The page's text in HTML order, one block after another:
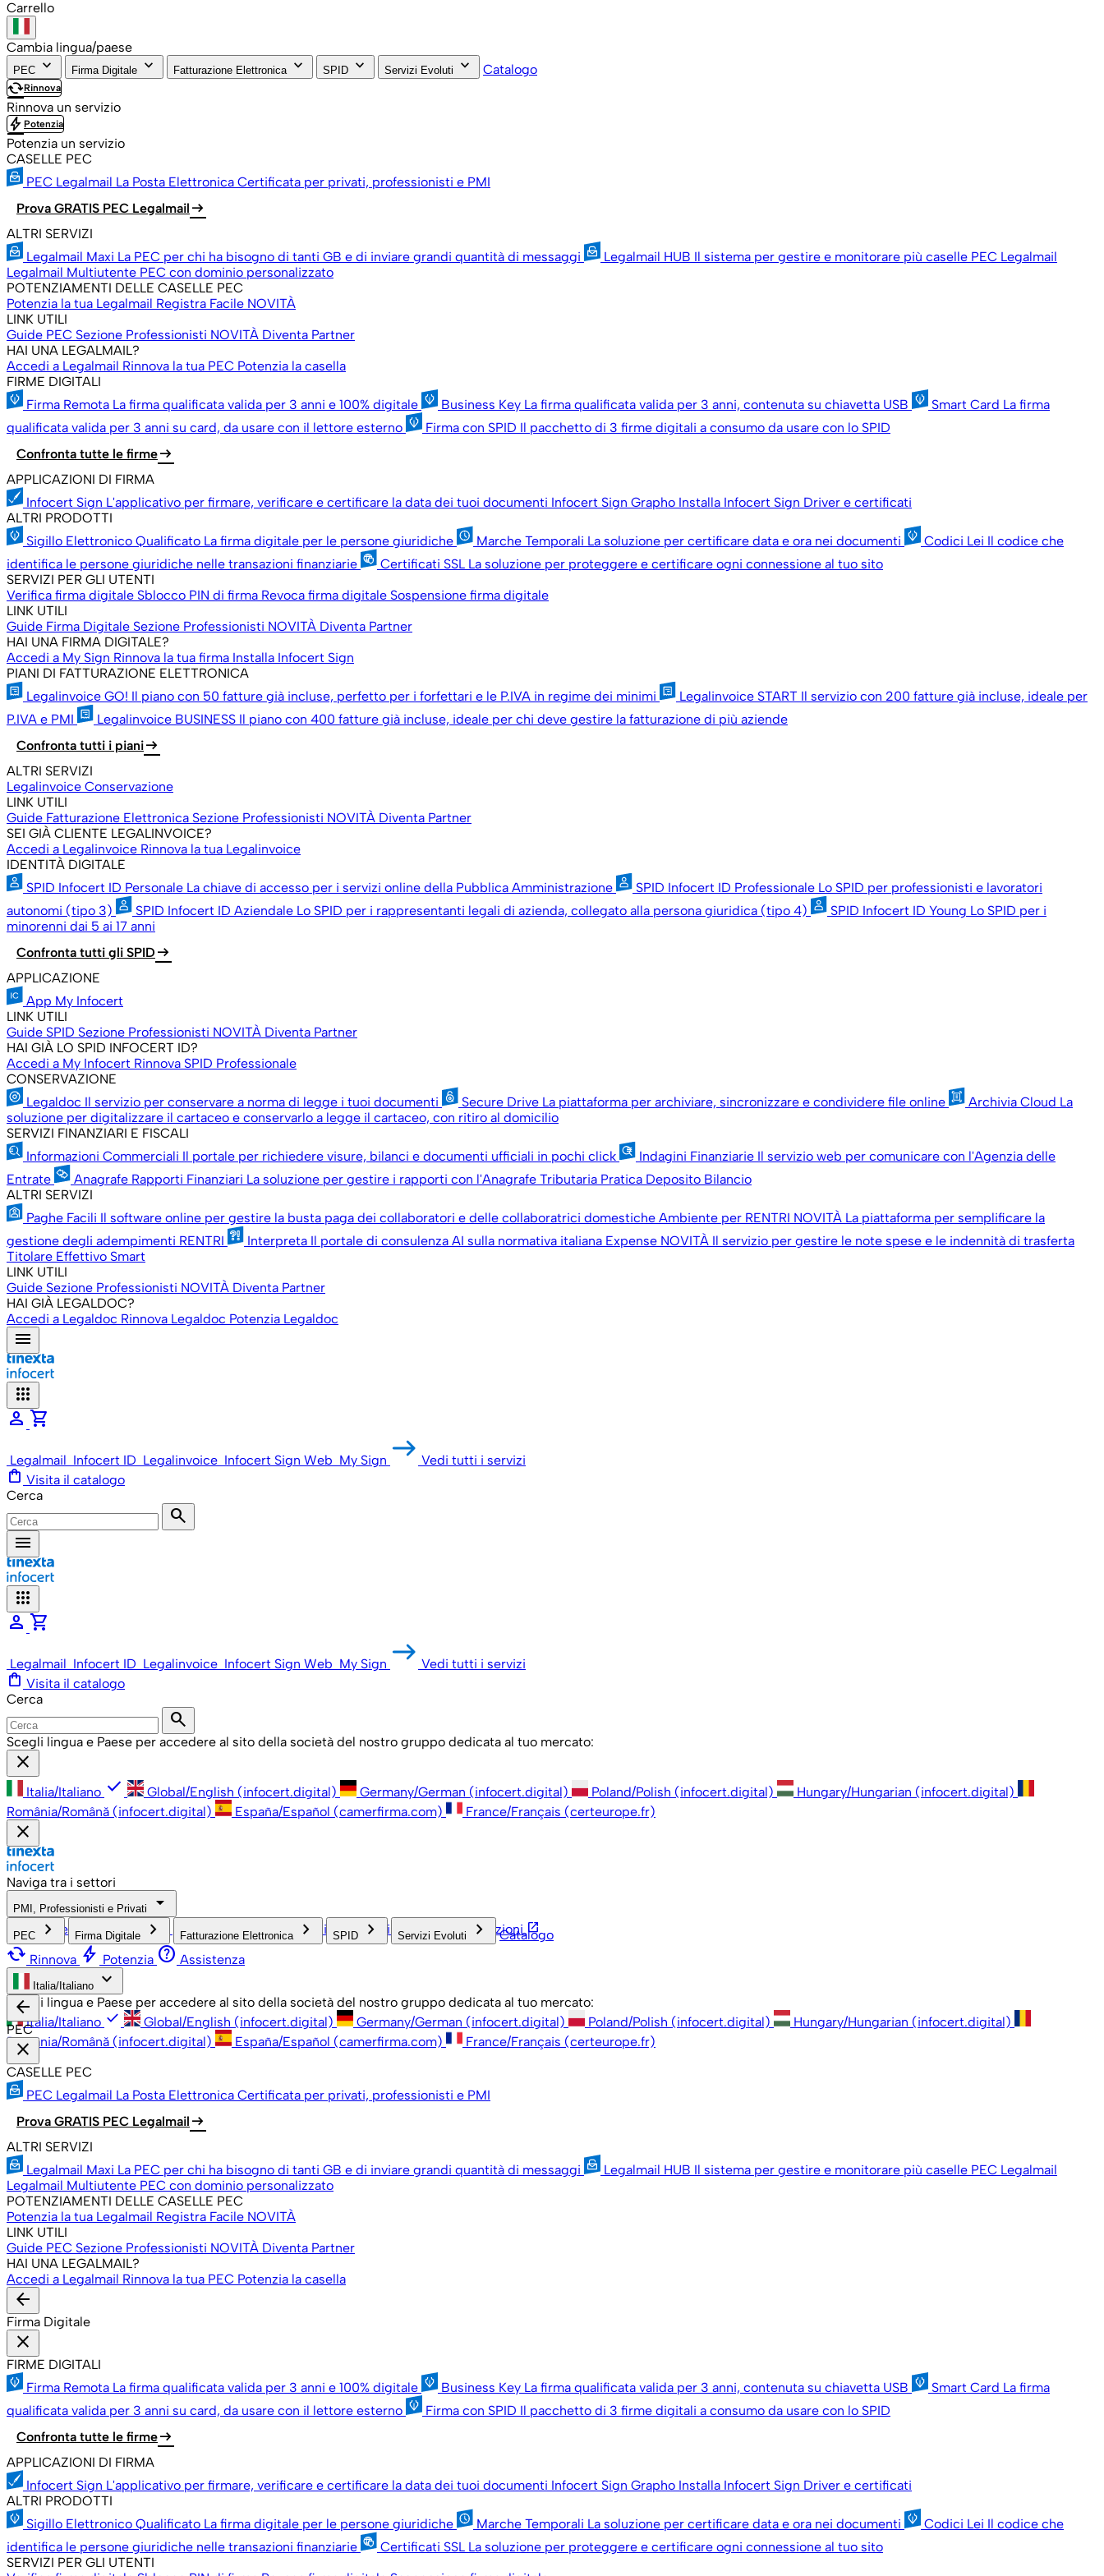
Carrello
Cambia lingua/paese
PEC keyboard_arrow_down Firma Digitale keyboard_arrow_down Fatturazione Elettronica keyboard_arrow_down SPID keyboard_arrow_down Servizi Evoluti keyboard_arrow_down Catalogo
cachedRinnova
Rinnova un servizio
bolt Potenzia
Potenzia un servizio
CASELLE PEC
PEC Legalmail La Posta Elettronica Certificata per privati, professionisti e PMI
Prova GRATIS PEC Legalmail arrow_right_alt
ALTRI SERVIZI
Legalmail Maxi La PEC per chi ha bisogno di tanti GB e di inviare grandi quantità di messaggi Legalmail HUB Il sistema per gestire e monitorare più caselle PEC Legalmail
Legalmail Multiutente PEC con dominio personalizzato
POTENZIAMENTI DELLE CASELLE PEC
Potenzia la tua Legalmail Registra Facile NOVITÀ
LINK UTILI
Guide PEC Sezione Professionisti NOVITÀ Diventa Partner
HAI UNA LEGALMAIL?
Accedi a Legalmail Rinnova la tua PEC Potenzia la casella
FIRME DIGITALI
Firma Remota La firma qualificata valida per 3 anni e 100% digitale Business Key La firma qualificata valida per 3 anni, contenuta su chiavetta USB Smart Card La firma
qualificata valida per 3 anni su card, da usare con il lettore esterno
Firma con SPID Il pacchetto di 3 firme digitali a consumo da usare con lo SPID
Confronta tutte le firmearrow_right_alt
APPLICAZIONI DI FIRMA
Infocert Sign L'applicativo per firmare, verificare e certificare la data dei tuoi documenti Infocert Sign Grapho Installa Infocert Sign Driver e certificati
ALTRI PRODOTTI
Sigillo Elettronico Qualificato La firma digitale per le persone giuridiche Marche Temporali La soluzione per certificare data e ora nei documenti Codici Lei Il codice che
identifica le persone giuridiche nelle transazioni finanziarie
Certificati SSL La soluzione per proteggere e certificare ogni connessione al tuo sito
SERVIZI PER GLI UTENTI
Verifica firma digitale Sblocco PIN di firma Revoca firma digitale Sospensione firma digitale
LINK UTILI
Guide Firma Digitale Sezione Professionisti NOVITÀ Diventa Partner
HAI UNA FIRMA DIGITALE?
Accedi a My Sign Rinnova la tua firma Installa Infocert Sign
PIANI DI FATTURAZIONE ELETTRONICA
Legalinvoice GO! Il piano con 50 fatture già incluse, perfetto per i forfettari e le P.IVA in regime dei minimi Legalinvoice START Il servizio con 200 fatture già incluse, ideale per
P.IVA e PMI
Legalinvoice BUSINESS Il piano con 400 fatture già incluse, ideale per chi deve gestire la fatturazione di più aziende
Confronta tutti i pianiarrow_right_alt
ALTRI SERVIZI
Legalinvoice Conservazione
LINK UTILI
Guide Fatturazione Elettronica Sezione Professionisti NOVITÀ Diventa Partner
SEI GIÀ CLIENTE LEGALINVOICE?
Accedi a Legalinvoice Rinnova la tua Legalinvoice
IDENTITÀ DIGITALE
SPID Infocert ID Personale La chiave di accesso per i servizi online della Pubblica Amministrazione SPID Infocert ID Professionale Lo SPID per professionisti e lavoratori
autonomi (tipo 3)
SPID Infocert ID Aziendale Lo SPID per i rappresentanti legali di azienda, collegato alla persona giuridica (tipo 4) SPID Infocert ID Young Lo SPID per i
minorenni dai 5 ai 17 anni
Confronta tutti gli SPID arrow_right_alt
APPLICAZIONE
App My Infocert
LINK UTILI
Guide SPID Sezione Professionisti NOVITÀ Diventa Partner
HAI GIÀ LO SPID INFOCERT ID?
Accedi a My Infocert Rinnova SPID Professionale
CONSERVAZIONE
Legaldoc Il servizio per conservare a norma di legge i tuoi documenti Secure Drive La piattaforma per archiviare, sincronizzare e condividere file online Archivia Cloud La
soluzione per digitalizzare il cartaceo e conservarlo a legge il cartaceo, con ritiro al domicilio
SERVIZI FINANZIARI E FISCALI
Informazioni Commerciali Il portale per richiedere visure, bilanci e documenti ufficiali in pochi click Indagini Finanziarie Il servizio web per comunicare con l'Agenzia delle
Entrate
Anagrafe Rapporti Finanziari La soluzione per gestire i rapporti con l'Anagrafe Tributaria Pratica Deposito Bilancio
ALTRI SERVIZI
Paghe Facili Il software online per gestire la busta paga dei collaboratori e delle collaboratrici domestiche Ambiente per RENTRI NOVITÀ La piattaforma per semplificare la
gestione degli adempimenti RENTRI
Interpreta Il portale di consulenza AI sulla normativa italiana Expense NOVITÀ Il servizio per gestire le note spese e le indennità di trasferta
Titolare Effettivo Smart
LINK UTILI
Guide Sezione Professionisti NOVITÀ Diventa Partner
HAI GIÀ LEGALDOC?
Accedi a Legaldoc Rinnova Legaldoc Potenzia Legaldoc
menu
apps
person shopping_cart
Legalmail Infocert ID Legalinvoice Infocert Sign Web My Sign Vedi tutti i servizi
shopping_bag Visita il catalogo
Cerca
search
menu
apps
person shopping_cart
Legalmail Infocert ID Legalinvoice Infocert Sign Web My Sign Vedi tutti i servizi
shopping_bag Visita il catalogo
Cerca
search
Scegli lingua e Paese per accedere al sito della società del nostro gruppo dedicata al tuo mercato:
close
Italia/Italiano check Global/English (infocert.digital) Germany/German (infocert.digital) Poland/Polish (infocert.digital)
Hungary/Hungarian (infocert.digital)
România/Română (infocert.digital)
España/Español (camerfirma.com) France/Français (certeurope.fr)
close
Naviga tra i settori
PMI, Professionisti e Privati arrow_drop_down
PMI, Professionisti e Privati check Grandi Aziende Pubblica Amministrazione Associazioni open_in_new
PEC keyboard_arrow_right Firma Digitale keyboard_arrow_right Fatturazione Elettronica keyboard_arrow_right SPID keyboard_arrow_right Servizi Evoluti keyboard_arrow_right Catalogo
cached Rinnova bolt Potenzia help Assistenza
Italia/Italiano keyboard_arrow_down
Scegli lingua e Paese per accedere al sito della società del nostro gruppo dedicata al tuo mercato:
Italia/Italiano check Global/English (infocert.digital) Germany/German (infocert.digital) Poland/Polish (infocert.digital)
Hungary/Hungarian (infocert.digital)
România/Română (infocert.digital)
España/Español (camerfirma.com) France/Français (certeurope.fr)
arrow_back
PEC
close
CASELLE PEC
PEC Legalmail La Posta Elettronica Certificata per privati, professionisti e PMI
Prova GRATIS PEC Legalmail arrow_right_alt
ALTRI SERVIZI
Legalmail Maxi La PEC per chi ha bisogno di tanti GB e di inviare grandi quantità di messaggi Legalmail HUB Il sistema per gestire e monitorare più caselle PEC Legalmail
Legalmail Multiutente PEC con dominio personalizzato
POTENZIAMENTI DELLE CASELLE PEC
Potenzia la tua Legalmail Registra Facile NOVITÀ
LINK UTILI
Guide PEC Sezione Professionisti NOVITÀ Diventa Partner
HAI UNA LEGALMAIL?
Accedi a Legalmail Rinnova la tua PEC Potenzia la casella
arrow_back
Firma Digitale
close
FIRME DIGITALI
Firma Remota La firma qualificata valida per 3 anni e 100% digitale Business Key La firma qualificata valida per 3 anni, contenuta su chiavetta USB Smart Card La firma
qualificata valida per 3 anni su card, da usare con il lettore esterno
Firma con SPID Il pacchetto di 3 firme digitali a consumo da usare con lo SPID
Confronta tutte le firmearrow_right_alt
APPLICAZIONI DI FIRMA
Infocert Sign L'applicativo per firmare, verificare e certificare la data dei tuoi documenti Infocert Sign Grapho Installa Infocert Sign Driver e certificati
ALTRI PRODOTTI
Sigillo Elettronico Qualificato La firma digitale per le persone giuridiche Marche Temporali La soluzione per certificare data e ora nei documenti Codici Lei Il codice che
identifica le persone giuridiche nelle transazioni finanziarie
Certificati SSL La soluzione per proteggere e certificare ogni connessione al tuo sito
SERVIZI PER GLI UTENTI